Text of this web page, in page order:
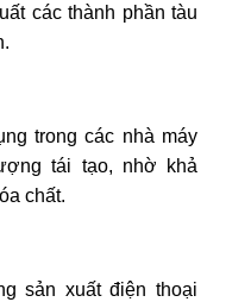
các thành phần tàu
trong các nhà máy
tái tạo, nhờ khả
chất.
sản xuất điện thoại